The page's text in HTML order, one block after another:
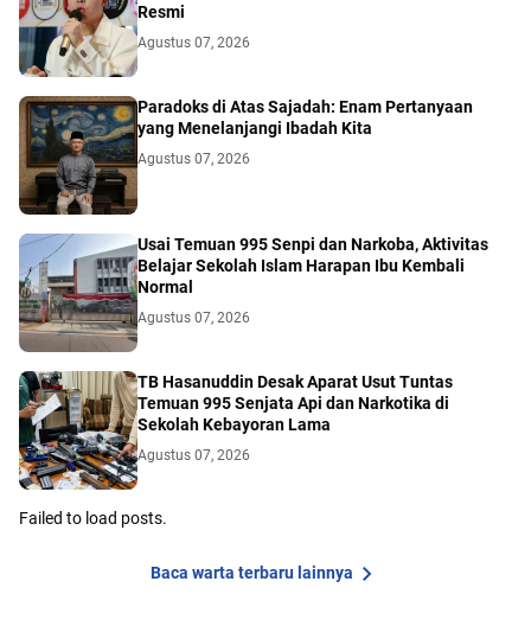
Resmi
Agustus 07, 2026
Paradoks di Atas Sajadah: Enam Pertanyaan
yang Menelanjangi Ibadah Kita
Agustus 07, 2026
Usai Temuan 995 Senpi dan Narkoba, Aktivitas
Belajar Sekolah Islam Harapan Ibu Kembali
Normal
Agustus 07, 2026
TB Hasanuddin Desak Aparat Usut Tuntas
Temuan 995 Senjata Api dan Narkotika di
Sekolah Kebayoran Lama
Agustus 07, 2026
Failed to load posts.
Baca warta terbaru lainnya